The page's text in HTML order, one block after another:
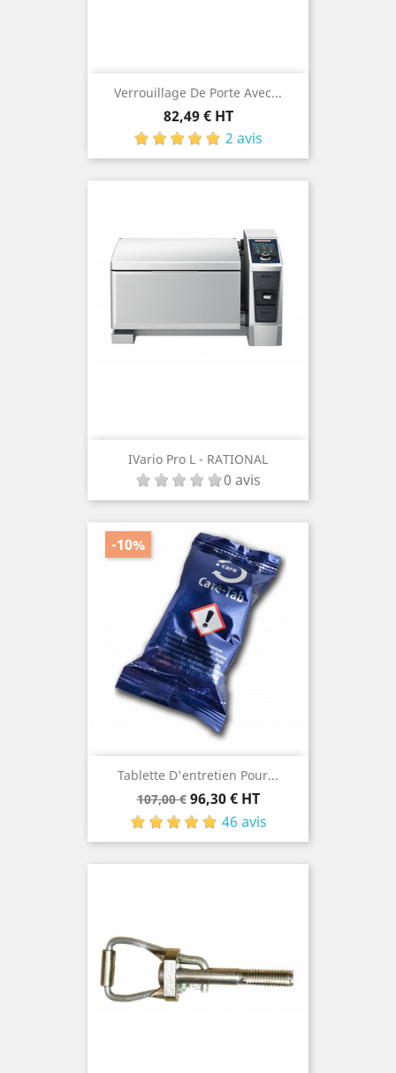
Verrouillage De Porte Avec...
Prix
82,49 € HT
2 avis
IVario Pro L - RATIONAL
0 avis
Tablette D'entretien Pour...
107,00 € Prix
de
base
Prix
96,30 € HT
46 avis
-10%